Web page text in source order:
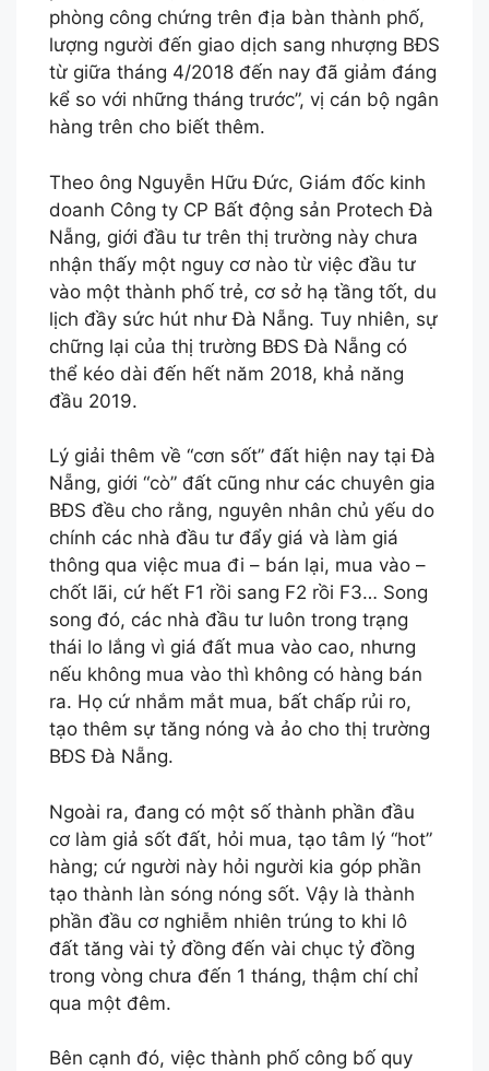
phòng công chứng trên địa bàn thành phố,
lượng người đến giao dịch sang nhượng BĐS
từ giữa tháng 4/2018 đến nay đã giảm đáng
kể so với những tháng trước”, vị cán bộ ngân
hàng trên cho biết thêm.
Theo ông Nguyễn Hữu Đức, Giám đốc kinh
doanh Công ty CP Bất động sản Protech Đà
Nẵng, giới đầu tư trên thị trường này chưa
nhận thấy một nguy cơ nào từ việc đầu tư
vào một thành phố trẻ, cơ sở hạ tầng tốt, du
lịch đầy sức hút như Đà Nẵng. Tuy nhiên, sự
chững lại của thị trường BĐS Đà Nẵng có
thể kéo dài đến hết năm 2018, khả năng
đầu 2019.
Lý giải thêm về “cơn sốt” đất hiện nay tại Đà
Nẵng, giới “cò” đất cũng như các chuyên gia
BĐS đều cho rằng, nguyên nhân chủ yếu do
chính các nhà đầu tư đẩy giá và làm giá
thông qua việc mua đi – bán lại, mua vào –
chốt lãi, cứ hết F1 rồi sang F2 rồi F3… Song
song đó, các nhà đầu tư luôn trong trạng
thái lo lắng vì giá đất mua vào cao, nhưng
nếu không mua vào thì không có hàng bán
ra. Họ cứ nhắm mắt mua, bất chấp rủi ro,
tạo thêm sự tăng nóng và ảo cho thị trường
BĐS Đà Nẵng.
Ngoài ra, đang có một số thành phần đầu
cơ làm giả sốt đất, hỏi mua, tạo tâm lý “hot”
hàng; cứ người này hỏi người kia góp phần
tạo thành làn sóng nóng sốt. Vậy là thành
phần đầu cơ nghiễm nhiên trúng to khi lô
đất tăng vài tỷ đồng đến vài chục tỷ đồng
trong vòng chưa đến 1 tháng, thậm chí chỉ
qua một đêm.
Bên cạnh đó, việc thành phố công bố quy